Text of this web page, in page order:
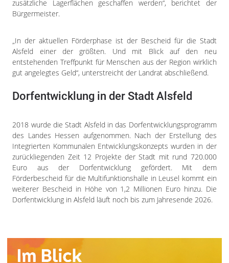
zusätzliche Lagerflächen geschaffen werden“, berichtet der
Bürgermeister.
„In der aktuellen Förderphase ist der Bescheid für die Stadt
Alsfeld einer der größten. Und mit Blick auf den neu
entstehenden Treffpunkt für Menschen aus der Region wirklich
gut angelegtes Geld“, unterstreicht der Landrat abschließend.
Dorfentwicklung in der Stadt Alsfeld
2018 wurde die Stadt Alsfeld in das Dorfentwicklungsprogramm
des Landes Hessen aufgenommen. Nach der Erstellung des
Integrierten Kommunalen Entwicklungskonzepts wurden in der
zurückliegenden Zeit 12 Projekte der Stadt mit rund 720.000
Euro aus der Dorfentwicklung gefördert. Mit dem
Förderbescheid für die Multifunktionshalle in Leusel kommt ein
weiterer Bescheid in Höhe von 1,2 Millionen Euro hinzu. Die
Dorfentwicklung in Alsfeld läuft noch bis zum Jahresende 2026.